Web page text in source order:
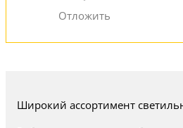
Широкий ассортимент